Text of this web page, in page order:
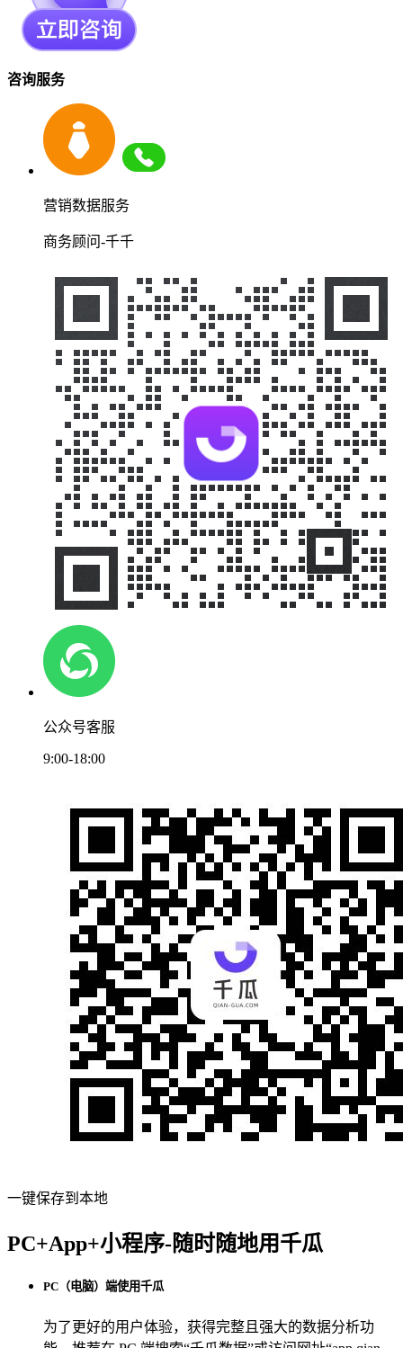
咨询服务
营销数据服务
商务顾问-千千
公众号客服
9:00-18:00
一键保存到本地
PC+App+小程序-随时随地用千瓜
PC（电脑）端使用千瓜
为了更好的用户体验，获得完整且强大的数据分析功